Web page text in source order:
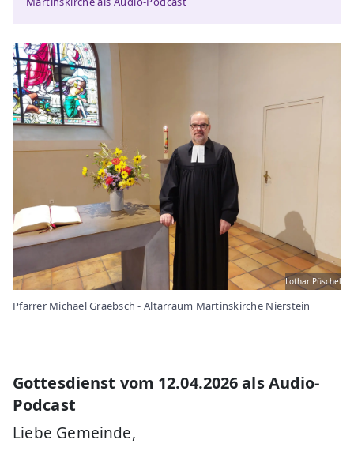
Lothar Püschel
Pfarrer Michael Graebsch - Altarraum Martinskirche Nierstein
Gottesdienst vom 12.04.2026 als Audio-
Podcast
Liebe Gemeinde,